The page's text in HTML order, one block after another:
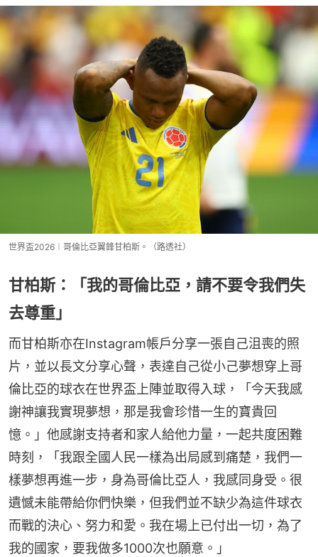
世界盃2026︱哥倫比亞翼鋒甘柏斯。（路透社）
甘柏斯：「我的哥倫比亞，請不要令我們失
去尊重」
而甘柏斯亦在Instagram帳戶分享一張自己沮喪的照
片，並以長文分享心聲，表達自己從小己夢想穿上哥
倫比亞的球衣在世界盃上陣並取得入球，「今天我感
謝神讓我實現夢想，那是我會珍惜一生的寶貴回
憶。」他感謝支持者和家人給他力量，一起共度困難
時刻，「我跟全國人民一樣為出局感到痛楚，我們一
樣夢想再進一步，身為哥倫比亞人，我感同身受。很
遺憾未能帶給你們快樂，但我們並不缺少為這件球衣
而戰的決心、努力和愛。我在場上已付出一切，為了
我的國家，要我做多1000次也願意。」